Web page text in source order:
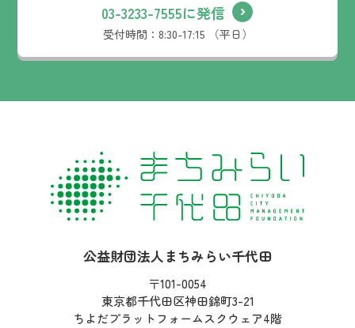
03-3233-7555に発信
受付時間： 8:30-17:15 （平日）
社名：
公益財団法人まちみらい千代田
住所：
〒101-0054
東京都千代田区神田錦町3-21
ちよだプラットフォームスクウェア4階